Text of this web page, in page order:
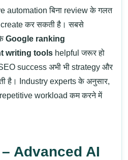
automation बिना review के गलत
create कर सकती है।सबसे
Google ranking
writing tools helpful जरूर हो
success अभी भी strategy और
है।
Industry experts के अनुसार,
workload कम करने में
Advanced AI